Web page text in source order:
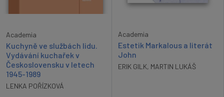
Academia
Kuchyně ve službách lidu.
Vydávání kuchařek v
Československu v letech
1945-1989
LENKA POŘÍZKOVÁ
Academia
Estetik Markalous a literát
John
ERIK GILK, MARTIN LUKÁŠ